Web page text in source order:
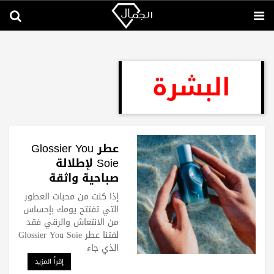
البشرة
عطر Glossier You
Soie لإطلالة
صباحية واثقة
إذا كنت من محبات العطور
التي تفتتح يومك بإحساس
من الانتعاش والرقي فقد
لفتنا عطر Glossier You Soie
الذي جاء
إقرأ المزيد